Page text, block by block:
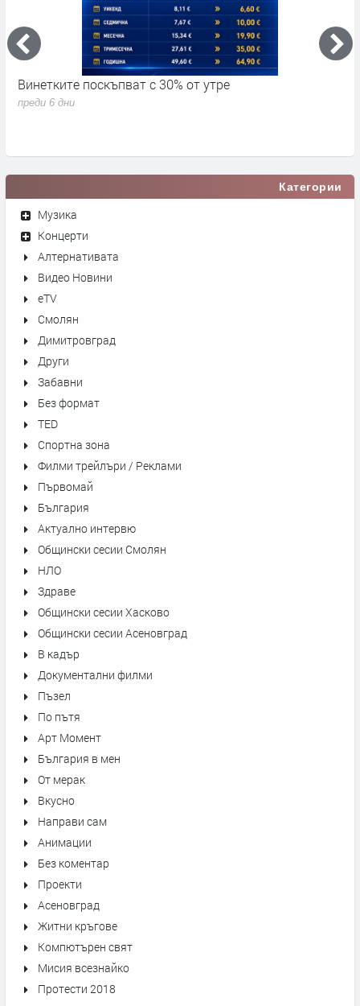
Винетките поскъпват с 30% от утре
преди 6 дни
Категории
Музика
Концерти
Алтернативата
Видео Новини
eTV
Смолян
Димитровград
Други
Забавни
Без формат
TED
Спортна зона
Филми трейлъри / Реклами
Първомай
България
Актуално интервю
Общински сесии Смолян
НЛО
Здраве
Общински сесии Хасково
Общински сесии Асеновград
В кадър
Документални филми
Пъзел
По пътя
Арт Момент
България в мен
От мерак
Вкусно
Направи сам
Анимации
Без коментар
Проекти
Асеновград
Житни кръгове
Компютърен свят
Мисия всезнайко
Протести 2018